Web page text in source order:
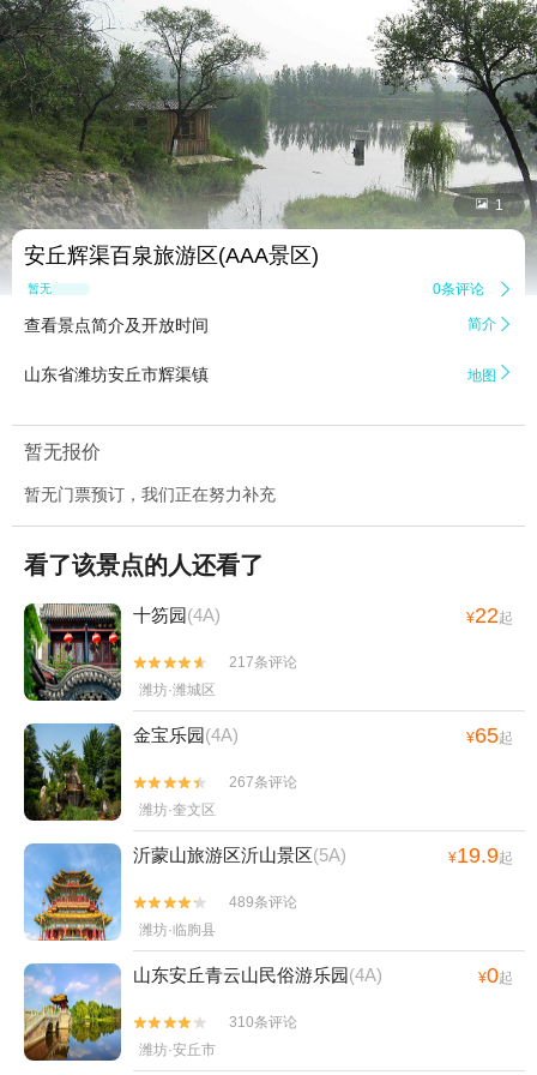
 1
安丘辉渠百泉旅游区(AAA景区)
暂无点评 0条评论 
查看景点简介及开放时间 简介 
山东省潍坊安丘市辉渠镇 地图 
暂无报价
暂无门票预订，我们正在努力补充
看了该景点的人还看了
十笏园(4A) ¥22起


217条评论
潍坊·潍城区
金宝乐园(4A) ¥65起


267条评论
潍坊·奎文区
沂蒙山旅游区沂山景区(5A) ¥19.9起


489条评论
潍坊·临朐县
山东安丘青云山民俗游乐园(4A) ¥0起


310条评论
潍坊·安丘市
